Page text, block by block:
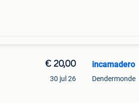
€ 20,00
30 jul 26
incamadero
Dendermonde